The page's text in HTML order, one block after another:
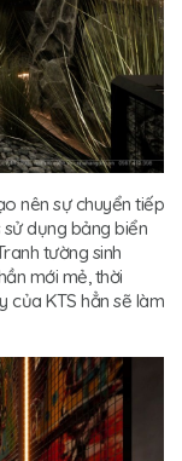
nên sự chuyển tiếp
dụng bảng biển
tường sinh
mới mẻ, thời
của KTS hẳn sẽ làm